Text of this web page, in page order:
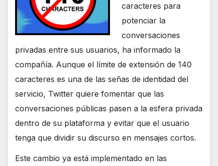
caracteres para
potenciar la
conversaciones
privadas entre sus usuarios, ha informado la
compañía. Aunque el límite de extensión de 140
caracteres es una de las señas de identidad del
servicio, Twitter quiere fomentar que las
conversaciones públicas pasen a la esfera privada
dentro de su plataforma y evitar que el usuario
tenga que dividir su discurso en mensajes cortos.
Este cambio ya está implementado en las